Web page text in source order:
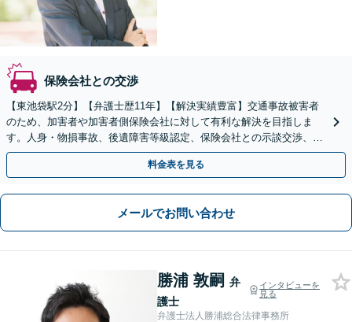
保険会社との交渉
【東池袋駅2分】【弁護士歴11年】【解決実績豊富】交通事故被害者
のため、加害者や加害者側保険会社に対して有利な解決を目指しま
す。人身・物損事故、後遺障害等級認定、保険会社との示談交渉、休
業損害など、交通事故全般の問題に対応【初回面談無料】
料金表を見る
メールでお問い合わせ
勝浦 敦嗣 弁
護士
インタビューを
見る
弁護士法人勝浦総合法律事務所